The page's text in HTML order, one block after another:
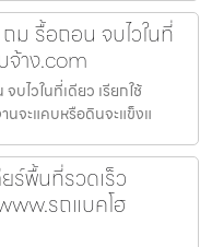
ม รื้อถอน จบไวในที่
จ้าง.com
บไวในที่เดียว เรียกใช้
นจะแคบหรือดินจะแข็งแ
ร์พื้นที่รวดเร็ว
รถแบคโฮ